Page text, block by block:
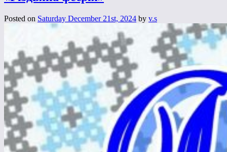
Posted on Saturday December 21st, 2024 by v.s